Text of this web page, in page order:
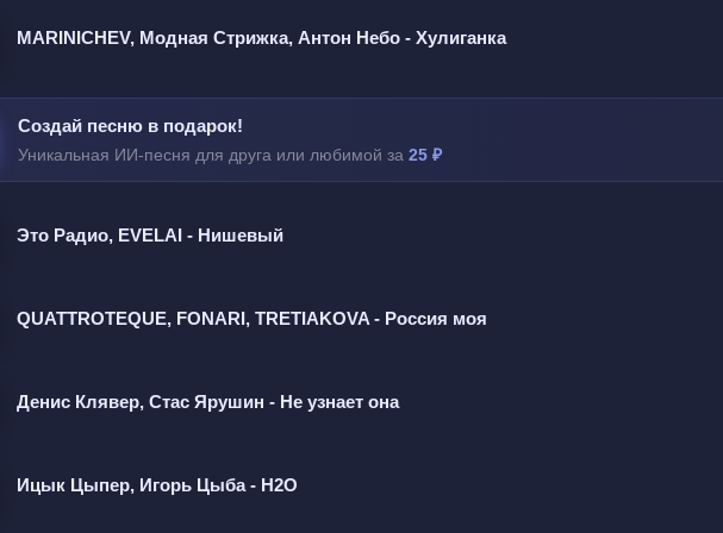
же ран во мне зажило
сиять, время любить
не прятаться — просто быть
Свети, люби, мечтай, мечтай
твоя весна
дыши, сияй, сияй
MARINICHEV, Модная Стрижка, Антон Небо - Хулиганка
Создай песню в подарок!
Уникальная ИИ-песня для друга или любимой за 25 ₽
Это Радио, EVELAI - Нишевый
QUATTROTEQUE, FONARI, TRETIAKOVA - Россия моя
Денис Клявер, Стас Ярушин - Не узнает она
Ицык Цыпер, Игорь Цыба - H2O